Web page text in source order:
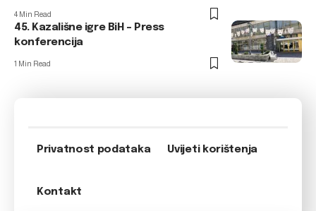
4 Min Read
45. Kazališne igre BiH – Press
konferencija
1 Min Read
Privatnost podataka Uvijeti korištenja
Kontakt